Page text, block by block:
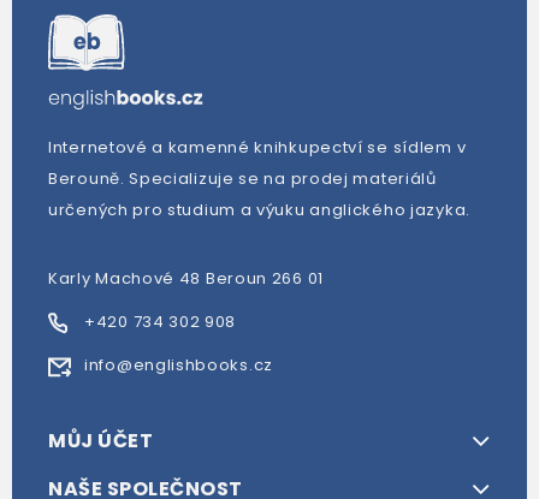
Internetové a kamenné knihkupectví se sídlem v
Berouně. Specializuje se na prodej materiálů
určených pro studium a výuku anglického jazyka.
Karly Machové 48 Beroun 266 01
+420 734 302 908
info@englishbooks.cz
MŮJ ÚČET
NAŠE SPOLEČNOST